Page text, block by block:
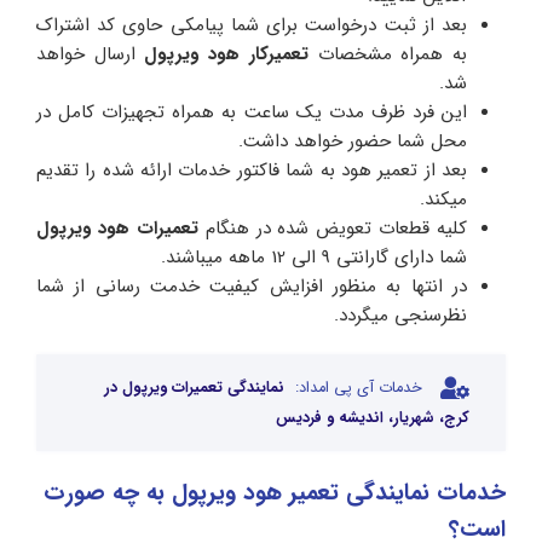
بعد از ثبت درخواست برای شما پیامکی حاوی کد اشتراک
به همراه مشخصاتتعمیرکار هود ویرپول ارسال خواهد
شد.
این فرد ظرف مدت یک ساعت به همراه تجهیزات کامل در
محل شما حضور خواهد داشت.
بعد از تعمیر هود به شما فاکتور خدمات ارائه شده را تقدیم
میکند.
کلیه قطعات تعویض شده در هنگامتعمیرات هود ویرپول
شما دارای گارانتی 9 الی 12 ماهه میباشند.
در انتها به منظور افزایش کیفیت خدمت رسانی از شما
نظرسنجی میگردد.
خدمات آی پی امداد: نمایندگی تعمیرات ویرپول در
کرج، شهریار، اندیشه و فردیس
خدمات نمایندگی تعمیر هود ویرپول به چه صورت
است؟